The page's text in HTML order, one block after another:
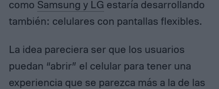
como Samsung y LG estaría desarrollando
también: celulares con pantallas flexibles.
La idea pareciera ser que los usuarios
puedan “abrir” el celular para tener una
experiencia que se parezca más a la de las